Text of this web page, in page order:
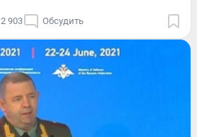
2 903 Обсудить